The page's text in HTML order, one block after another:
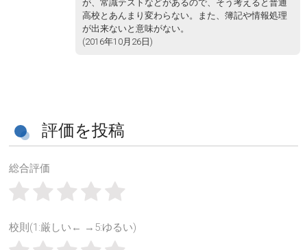
が、常識テストなどがあるので、そう考えると普通
高校とあんまり変わらない。また、簿記や情報処理
が出来ないと意味がない。
(2016年10月26日)
評価を投稿
総合評価
校則(1:厳しい← →5:ゆるい)